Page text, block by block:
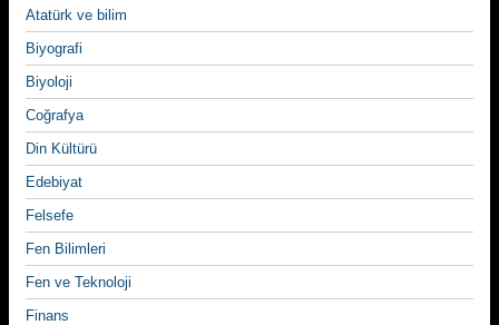
Atatürk ve bilim
Biyografi
Biyoloji
Coğrafya
Din Kültürü
Edebiyat
Felsefe
Fen Bilimleri
Fen ve Teknoloji
Finans